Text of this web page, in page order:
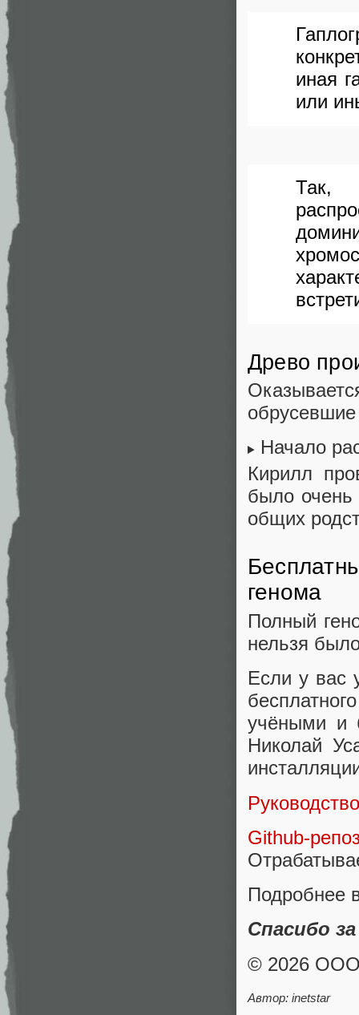
иная
или
Так,
Древо
Начало
Кирилл
было очень
общих
генома
Полный
нельзя
Если у вас
учёными и
Николай
Руководство
Github-
Подробнее
Спасибо
© 2026
Автор: inetstar